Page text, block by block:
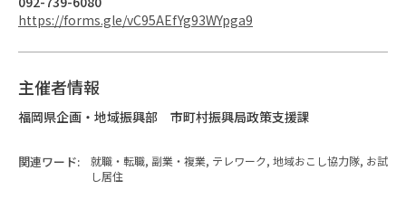
https://forms.gle/vC95AEfYg93WYpga9
主催者情報
福岡県企画・地域振興部　市町村振興局政策支援課
関連ワード:
就職・転職, 副業・複業, テレワーク, 地域おこし協力隊, お試
し居住